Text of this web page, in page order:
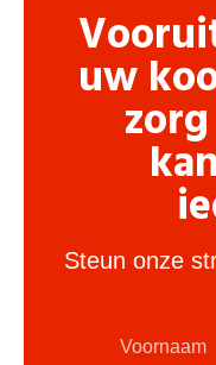
uw
Steun onze